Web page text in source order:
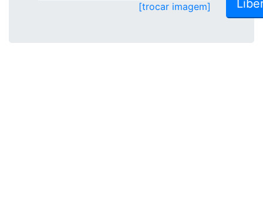
[trocar imagem]